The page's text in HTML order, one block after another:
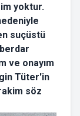
yoktur.
suçüstü
ve onayım
Tüter'in
söz